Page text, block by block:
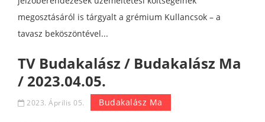
megosztásáról is tárgyalt a grémium Kullancsok – a
tavasz beköszöntével...
TV Budakalász / Budakalász Ma
/ 2023.04.05.
2023. Április 05. Budakalász Ma